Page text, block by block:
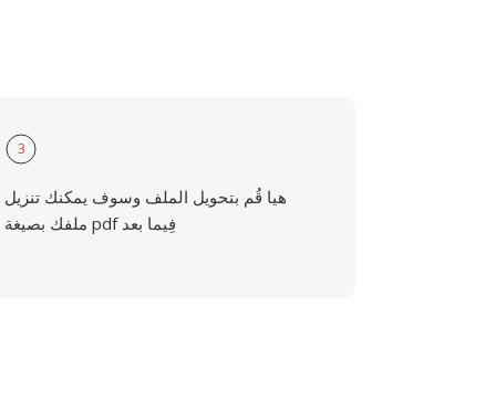
3
هيا قُم بتحويل الملف وسوف يمكنك تنزيل
ملفك بصيغة pdf فِيما بعد